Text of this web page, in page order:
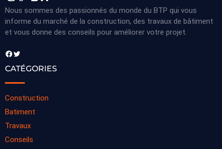
Nous sommes des passionnés du monde du BTP qui vous
informe du marché de la construction, des travaux de bâtiment
et vous donne des conseils pour améliorer votre projet.
Facebook Twitter
CATÉGORIES
Construction
Batiment
Travaux
Conseils